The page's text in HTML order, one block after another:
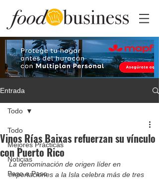
Entrada
Todo
Mejores Prácticas
Noticias
Paso a Paso
Todo
Vinos Rías Baixas refuerzan su vínculo
con Puerto Rico
La denominación de origen líder en
importaciones a la Isla celebra más de tres